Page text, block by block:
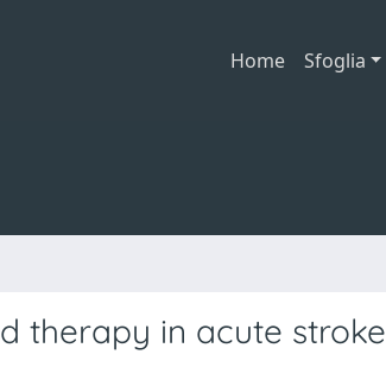
Home Sfoglia
therapy in acute stroke